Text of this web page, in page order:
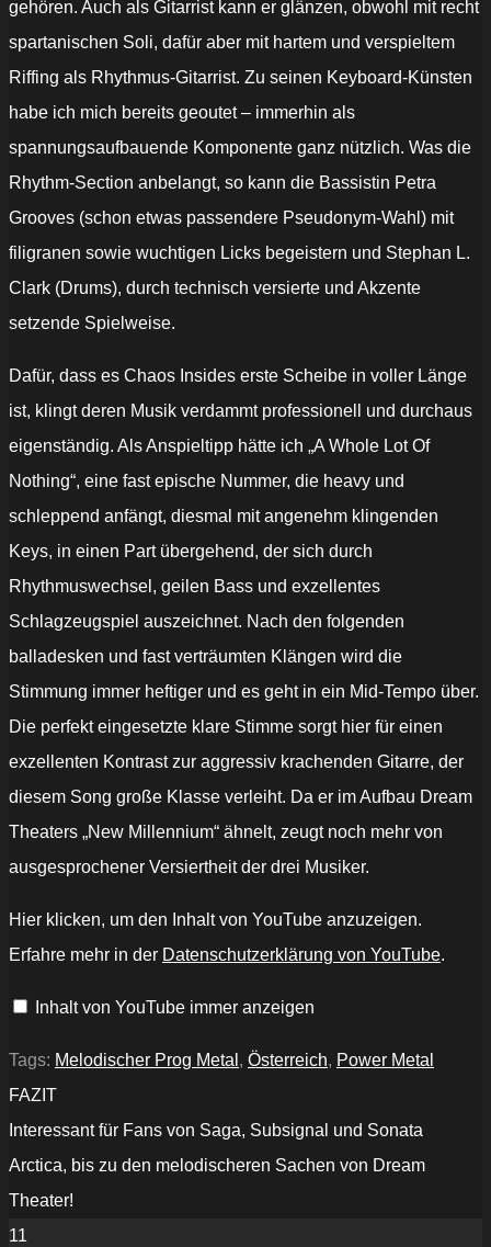
gehören. Auch als Gitarrist kann er glänzen, obwohl mit recht
spartanischen Soli, dafür aber mit hartem und verspieltem
Riffing als Rhythmus-Gitarrist. Zu seinen Keyboard-Künsten
habe ich mich bereits geoutet – immerhin als
spannungsaufbauende Komponente ganz nützlich. Was die
Rhythm-Section anbelangt, so kann die Bassistin Petra
Grooves (schon etwas passendere Pseudonym-Wahl) mit
filigranen sowie wuchtigen Licks begeistern und Stephan L.
Clark (Drums), durch technisch versierte und Akzente
setzende Spielweise.
Dafür, dass es Chaos Insides erste Scheibe in voller Länge
ist, klingt deren Musik verdammt professionell und durchaus
eigenständig. Als Anspieltipp hätte ich „A Whole Lot Of
Nothing“, eine fast epische Nummer, die heavy und
schleppend anfängt, diesmal mit angenehm klingenden
Keys, in einen Part übergehend, der sich durch
Rhythmuswechsel, geilen Bass und exzellentes
Schlagzeugspiel auszeichnet. Nach den folgenden
balladesken und fast verträumten Klängen wird die
Stimmung immer heftiger und es geht in ein Mid-Tempo über.
Die perfekt eingesetzte klare Stimme sorgt hier für einen
exzellenten Kontrast zur aggressiv krachenden Gitarre, der
diesem Song große Klasse verleiht. Da er im Aufbau Dream
Theaters „New Millennium“ ähnelt, zeugt noch mehr von
ausgesprochener Versiertheit der drei Musiker.
„CHAOS
INSIDE
AN602
Video)“
anzeigen
Hier klicken, um den Inhalt von YouTube anzuzeigen.
Erfahre mehr in der Datenschutzerklärung von YouTube.
Inhalt von YouTube immer anzeigen
Tags: Melodischer Prog Metal , Österreich, Power Metal
FAZIT
Interessant für Fans von Saga, Subsignal und Sonata
Arctica, bis zu den melodischeren Sachen von Dream
Theater!
11